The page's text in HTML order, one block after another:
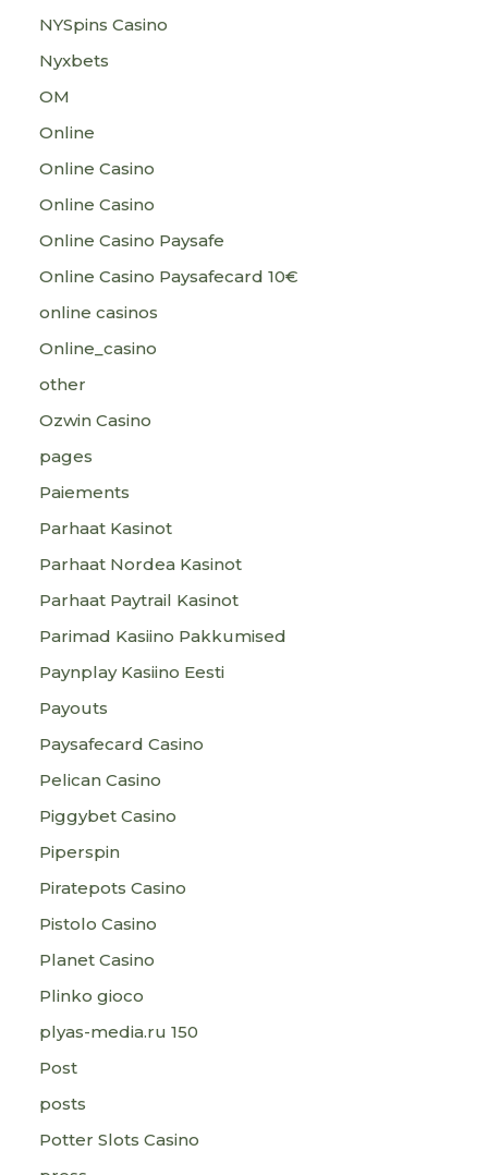
NYSpins Casino
Nyxbets
OM
Online
Online Casino
Online Casino
Online Casino Paysafe
Online Casino Paysafecard 10€
online casinos
Online_casino
other
Ozwin Casino
pages
Paiements
Parhaat Kasinot
Parhaat Nordea Kasinot
Parhaat Paytrail Kasinot
Parimad Kasiino Pakkumised
Paynplay Kasiino Eesti
Payouts
Paysafecard Casino
Pelican Casino
Piggybet Casino
Piperspin
Piratepots Casino
Pistolo Casino
Planet Casino
Plinko gioco
plyas-media.ru 150
Post
posts
Potter Slots Casino